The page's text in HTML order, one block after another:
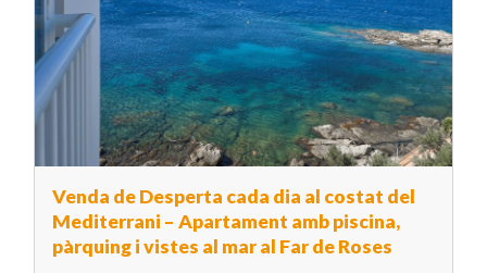
Venda de Desperta cada dia al costat del
Mediterrani – Apartament amb piscina,
pàrquing i vistes al mar al Far de Roses